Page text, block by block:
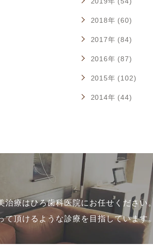
2018年 (60)
2017年 (84)
2016年 (87)
2015年 (102)
2014年 (44)
療はひろ歯科医院にお任せください。
頂けるような診療を目指しています。